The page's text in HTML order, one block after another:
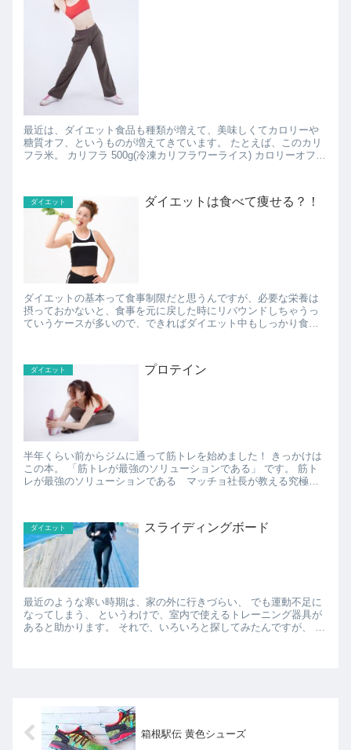
最近は、ダイエット食品も種類が増えて、美味しくてカロリーや
糖質オフ、というものが増えてきています。 たとえば、このカリ
フラ米。 カリフラ 500g(冷凍カリフラワーライス) カロリーオフ
ダイエット ダイエットは食べて痩せる？！
ダイエットの基本って食事制限だと思うんですが、必要な栄養は
摂っておかないと、食事を元に戻した時にリバウンドしちゃうっ
ていうケースが多いので、できればダイエット中もしっかり食事
ダイエット プロテイン
半年くらい前からジムに通って筋トレを始めました！ きっかけは
この本。 「筋トレが最強のソリューションである」 です。 筋ト
レが最強のソリューションである マッチョ社長が教える究極の
ダイエット スライディングボード
最近のような寒い時期は、家の外に行きづらい、 でも運動不足に
なってしまう、 というわけで、室内で使えるトレーニング器具が
あると助かります。 それで、いろいろと探してみたんですが、 ス
箱根駅伝 黄色シューズ